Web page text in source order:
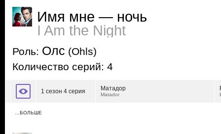
Имя мне — ночь
I Am the Night
Роль: Олс (Ohls)
Количество серий: 4
1 сезон 4 серия Матадор
Matador
…БОЛЬШЕ